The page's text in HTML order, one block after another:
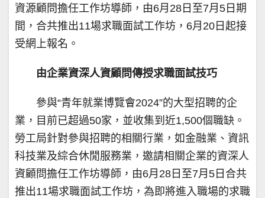
資源顧問擔任工作坊導師，由6月28日至7月5日期
間，合共推出11場求職面試工作坊，6月20日起接
受網上報名。
由企業資深人資顧問傳授求職面試技巧
參與“青年就業博覽會2024”的大型招聘的企
業，目前已超過50家，並收集到近1,500個職缺。
勞工局針對參與招聘的相關行業，如金融業、資訊
科技業及綜合休閒服務業，邀請相關企業的資深人
資顧問擔任工作坊導師，由6月28日至7月5日合共
推出11場求職面試工作坊，為即將進入職場的求職